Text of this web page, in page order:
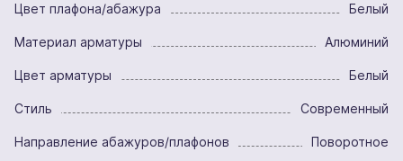
Цвет плафона/абажура Белый
Материал арматуры Алюминий
Цвет арматуры Белый
Стиль Современный
Направление абажуров/плафонов Поворотное